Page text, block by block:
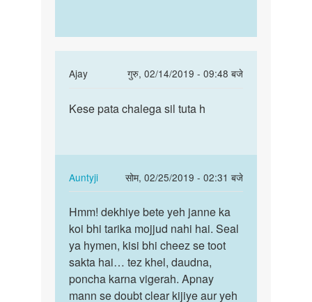
Ajay
गुरु, 02/14/2019 - 09:48 बजे
In
to
anal
sex
krne
pr
by
sumit
Kese
sil
tuta
h
Kese pata chalega sil tuta h
Auntyji
सोम, 02/25/2019 - 02:31 बजे
In
reply
to
Kese
pata
chalega
sil
tuta
Hmm!
dekhiye
bete
yeh
janne…
Hmm! dekhiye bete yeh janne ka
koi bhi tarika mojjud nahi hai. Seal
ya hymen, kisi bhi cheez se toot
sakta hai… tez khel, daudna,
poncha karna vigerah. Apnay
mann se doubt clear kijiye aur yeh